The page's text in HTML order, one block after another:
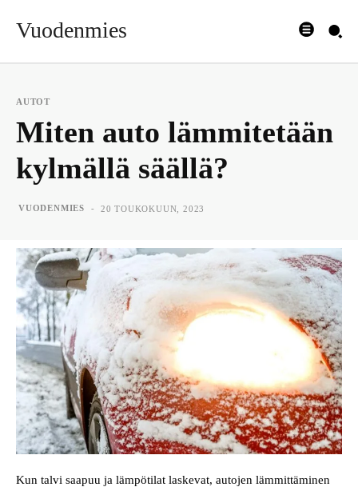
Vuodenmies
AUTOT
Miten auto lämmitetään
kylmällä säällä?
VUODENMIES - 20 TOUKOKUUN, 2023
Kun talvi saapuu ja lämpötilat laskevat, autojen lämmittäminen